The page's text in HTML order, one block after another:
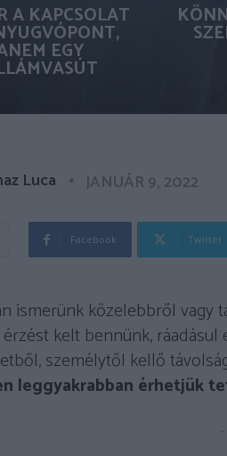
A KAPCSOLAT
EGY
Luca JANUÁR 9, 2022
Facebook Twitter
ismerünk közelebbről vagy
kelt bennünk,
személytől kellő
leggyakrabban érhetjük